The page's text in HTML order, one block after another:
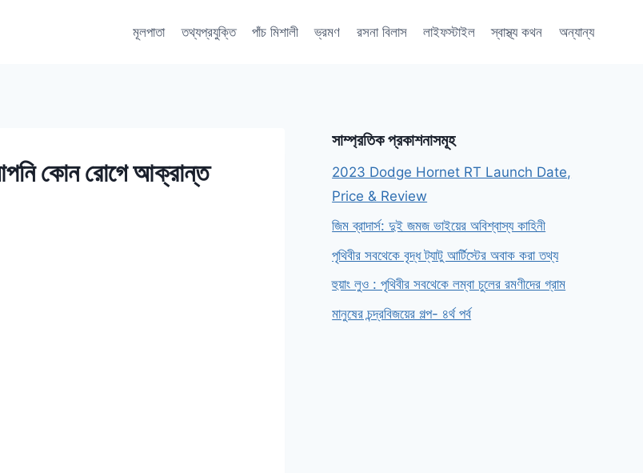
মূলপাতা তথ্যপ্রযুক্তি পাঁচ মিশালী ভ্রমণ রসনা বিলাস লাইফস্টাইল স্বাস্থ্য কথন অন্যান্য
কোন রোগে আক্রান্ত
সাম্প্রতিক প্রকাশনাসমূহ
2023 Dodge Hornet RT Launch Date,
Price & Review
জিম ব্রাদার্স: দুই জমজ ভাইয়ের অবিশ্বাস্য কাহিনী
পৃথিবীর সবথেকে বৃদ্ধ ট্যাটু আর্টিস্টের অবাক করা তথ্য
হুয়াং লুও : পৃথিবীর সবথেকে লম্বা চুলের রমণীদের গ্রাম
মানুষের চন্দ্রবিজয়ের গল্প- ৪র্থ পর্ব